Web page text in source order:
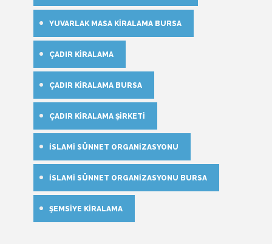
YUVARLAK MASA KIRALAMA BURSA
ÇADIR KIRALAMA
ÇADIR KIRALAMA BURSA
ÇADIR KIRALAMA ŞIRKETI
İSLAMI SÜNNET ORGANIZASYONU
İSLAMI SÜNNET ORGANIZASYONU BURSA
ŞEMSIYE KIRALAMA